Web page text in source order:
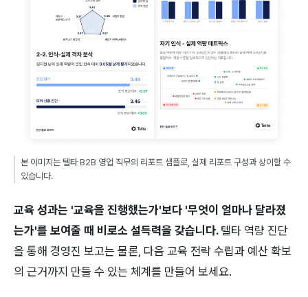
본 이미지는 텔타 B2B 영업 직무의 리포트 샘플로, 실제 리포트 구성과 상이할 수
있습니다.
교육 성과는 '교육을 진행했는가'보다 '무엇이 얼마나 달라졌
는가'를 보여줄 때 비로소 설득력을 갖습니다. 텔타 역량 진단
을 통해 경영진 보고는 물론, 다음 교육 전략 수립과 예산 확보
의 근거까지 만들 수 있는 체계를 만들어 보세요.